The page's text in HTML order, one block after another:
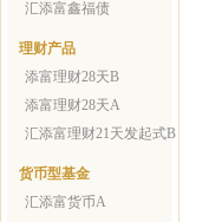
汇添富鑫福债
理财产品
添富理财28天B
添富理财28天A
汇添富理财21天发起式B
货币型基金
汇添富货币A